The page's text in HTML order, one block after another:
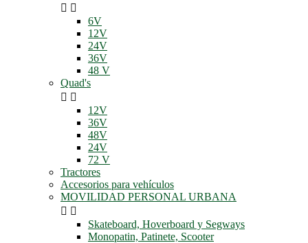
 
6V
12V
24V
36V
48 V
Quad's
 
12V
36V
48V
24V
72 V
Tractores
Accesorios para vehículos
MOVILIDAD PERSONAL URBANA
 
Skateboard, Hoverboard y Segways
Monopatin, Patinete, Scooter